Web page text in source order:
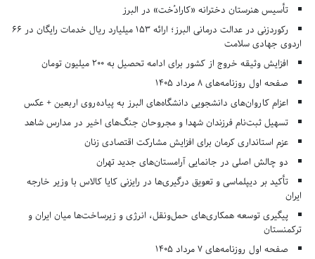
تأسیس هنرستان دخترانه «کارادُخت» در البرز
رکوردزنی در عدالت درمانی البرز؛ ارائه ۱۵۳ میلیارد ریال خدمات رایگان در ۶۶
اردوی جهادی سلامت
افزایش وثیقه خروج از کشور برای ادامه تحصیل به ۲۰۰ میلیون تومان
صفحه اول روزنامه‌های 8 مرداد 1405
اعزام کاروان‌های دانشجویی دانشگاه‌های البرز به پیاده‌روی اربعین + عکس
تسهیل ثبت‌نام فرزندان شهدا و مجروحان جنگ‌های اخیر در مدارس شاهد
عزم استانداری کرمان برای افزایش مشارکت اقتصادی زنان
دو چالش اصلی در جانمایی آرامستان‌های جدید تهران
تأکید بر دیپلماسی و تعویق درگیری‌ها در رایزنی کایا کالاس با وزیر خارجه
ایران
پیگیری توسعه همکاری‌های حمل‌ونقل، انرژی و زیرساخت‌ها میان ایران و
ترکمنستان
صفحه اول روزنامه‌های 7 مرداد 1405